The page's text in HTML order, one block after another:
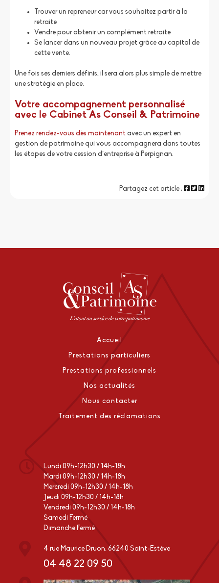
Trouver un repreneur car vous souhaitez partir à la
retraite
Vendre pour obtenir un complément retraite
Se lancer dans un nouveau projet grâce au capital de
cette vente.
Une fois ses derniers définis, il sera alors plus simple de mettre
une stratégie en place.
Votre accompagnement personnalisé
avec le Cabinet As Conseil & Patrimoine
Prenez rendez-vous dès maintenant avec un expert en
gestion de patrimoine qui vous accompagnera dans toutes
les étapes de votre cession d’entreprise à Perpignan.
Partagez cet article :
Accueil
Prestations particuliers
Prestations professionnels
Nos actualités
Nous contacter
Traitement des réclamations
Lundi 09h-12h30 / 14h-18h
Mardi 09h-12h30 / 14h-18h
Mercredi 09h-12h30 / 14h-18h
Jeudi 09h-12h30 / 14h-18h
Vendredi 09h-12h30 / 14h-18h
Samedi Fermé
Dimanche Fermé
4 rue Maurice Druon, 66240 Saint-Estève
04 48 22 09 50